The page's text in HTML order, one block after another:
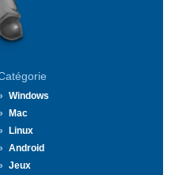
Windows
Mac
Linux
Android
Jeux